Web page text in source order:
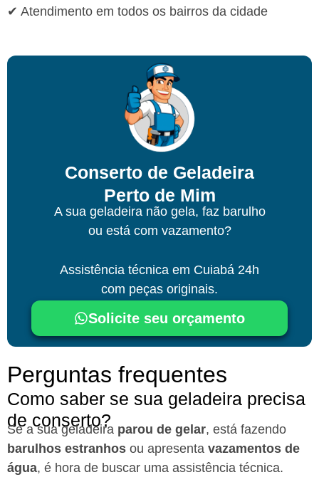
✔ Atendimento em todos os bairros da cidade
Conserto de Geladeira
Perto de Mim
A sua geladeira não gela, faz barulho
ou está com vazamento?
Assistência técnica em Cuiabá 24h
com peças originais.
Solicite seu orçamento
Perguntas frequentes
Como saber se sua geladeira precisa
de conserto?
Se a sua geladeira parou de gelar, está fazendo
barulhos estranhos ou apresenta vazamentos de
água, é hora de buscar uma assistência técnica.